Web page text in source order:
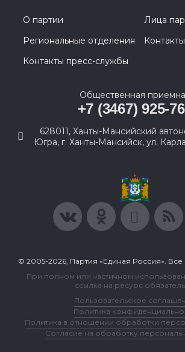
О партии
Лица
Региональные отделения
Контакты пресс-службы
Общественная
+7 (3467) 925-
628011, Ханты-Мансийский
Югра, г. Ханты-Мансийск, ул.
© 2005-2026, Партия «Единая Россия».
При полном или частичном
ссылка на ресурс
Пользовательское
Политика
Политика в отношении обработки
Согласие на обработку